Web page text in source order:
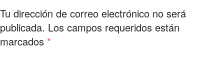
Tu dirección de correo electrónico no será
publicada. Los campos requeridos están
marcados *